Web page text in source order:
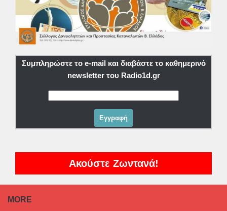
Συμπληρώστε το e-mail και διαβάστε το καθημερινό
newsletter του Radio1d.gr
Ακούστε Ζωντανά!
MORE